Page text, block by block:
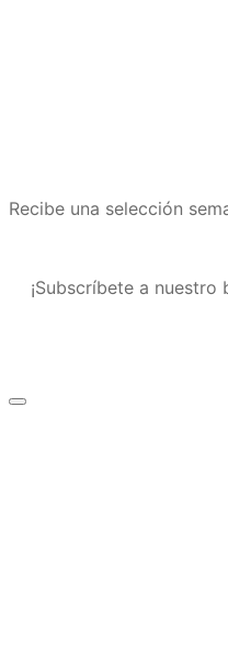
Recibe una selección
¡Subscríbete a nuestro